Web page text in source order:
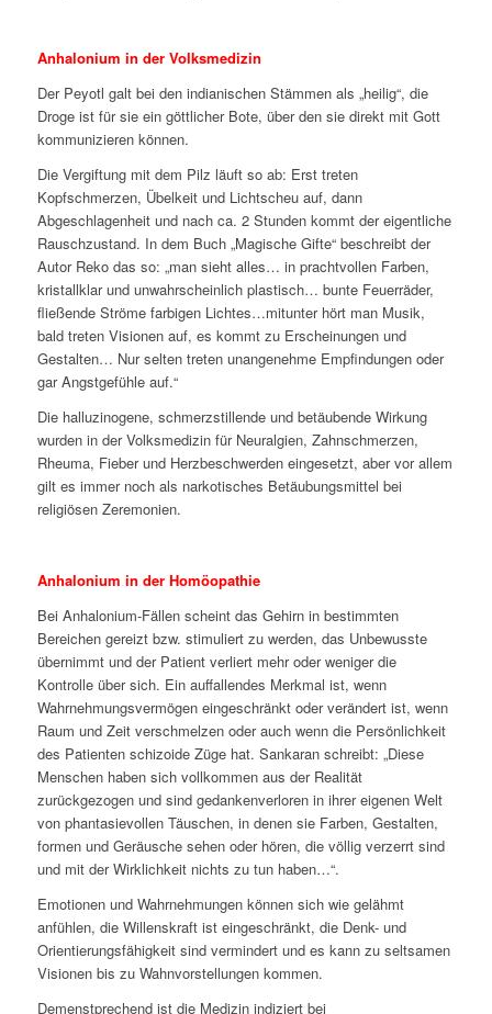
Anhalonium in der Volksmedizin
Der Peyotl galt bei den indianischen Stämmen als „heilig“, die
Droge ist für sie ein göttlicher Bote, über den sie direkt mit Gott
kommunizieren können.
Die Vergiftung mit dem Pilz läuft so ab: Erst treten
Kopfschmerzen, Übelkeit und Lichtscheu auf, dann
Abgeschlagenheit und nach ca. 2 Stunden kommt der eigentliche
Rauschzustand. In dem Buch „Magische Gifte“ beschreibt der
Autor Reko das so: „man sieht alles… in prachtvollen Farben,
kristallklar und unwahrscheinlich plastisch… bunte Feuerräder,
fließende Ströme farbigen Lichtes…mitunter hört man Musik,
bald treten Visionen auf, es kommt zu Erscheinungen und
Gestalten… Nur selten treten unangenehme Empfindungen oder
gar Angstgefühle auf.“
Die halluzinogene, schmerzstillende und betäubende Wirkung
wurden in der Volksmedizin für Neuralgien, Zahnschmerzen,
Rheuma, Fieber und Herzbeschwerden eingesetzt, aber vor allem
gilt es immer noch als narkotisches Betäubungsmittel bei
religiösen Zeremonien.
Anhalonium in der Homöopathie
Bei Anhalonium-Fällen scheint das Gehirn in bestimmten
Bereichen gereizt bzw. stimuliert zu werden, das Unbewusste
übernimmt und der Patient verliert mehr oder weniger die
Kontrolle über sich. Ein auffallendes Merkmal ist, wenn
Wahrnehmungsvermögen eingeschränkt oder verändert ist, wenn
Raum und Zeit verschmelzen oder auch wenn die Persönlichkeit
des Patienten schizoide Züge hat. Sankaran schreibt: „Diese
Menschen haben sich vollkommen aus der Realität
zurückgezogen und sind gedankenverloren in ihrer eigenen Welt
von phantasievollen Täuschen, in denen sie Farben, Gestalten,
formen und Geräusche sehen oder hören, die völlig verzerrt sind
und mit der Wirklichkeit nichts zu tun haben…“.
Emotionen und Wahrnehmungen können sich wie gelähmt
anfühlen, die Willenskraft ist eingeschränkt, die Denk- und
Orientierungsfähigkeit sind vermindert und es kann zu seltsamen
Visionen bis zu Wahnvorstellungen kommen.
Demenstprechend ist die Medizin indiziert bei